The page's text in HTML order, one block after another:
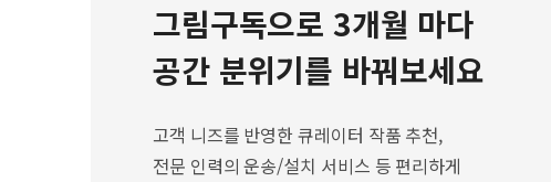
그림구독으로 3개월 마다
공간 분위기를 바꿔보세요
고객 니즈를 반영한 큐레이터 작품 추천,
전문 인력의 운송/설치 서비스 등 편리하게